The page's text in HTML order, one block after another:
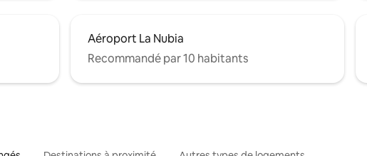
Aéroport La Nubia
Recommandé par 10 habitants